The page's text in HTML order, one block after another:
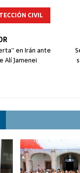
CIVIL
en Irán ante
Alí Jamenei